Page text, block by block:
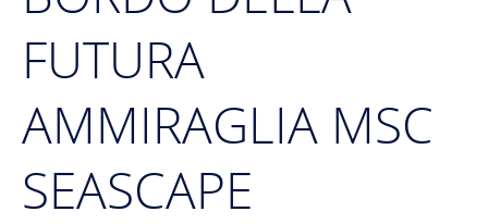
FUTURA
AMMIRAGLIA MSC
SEASCAPE